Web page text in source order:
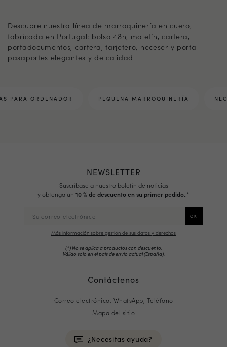
Descubre nuestra línea de marroquinería en cuero,
fabricada en Portugal: bolso 48h, maletín, cartera,
portadocumentos, cartera, tarjetero, neceser y porta
pasaportes elegantes y de calidad
PARA ORDENADOR PEQUEÑA MARROQUINERÍA
NEWSLETTER
Suscríbase a nuestro boletín de noticias
y obtenga un 10 % de descuento en su primer pedido. .*
Más información sobre gestión de sus datos y derechos
(*) No se aplica a productos con descuento.
Válido solo en el país de envío actual (España).
Contáctenos
Correo electrónico, WhatsApp, Teléfono
Mapa del sitio
¿Necesitas ayuda?